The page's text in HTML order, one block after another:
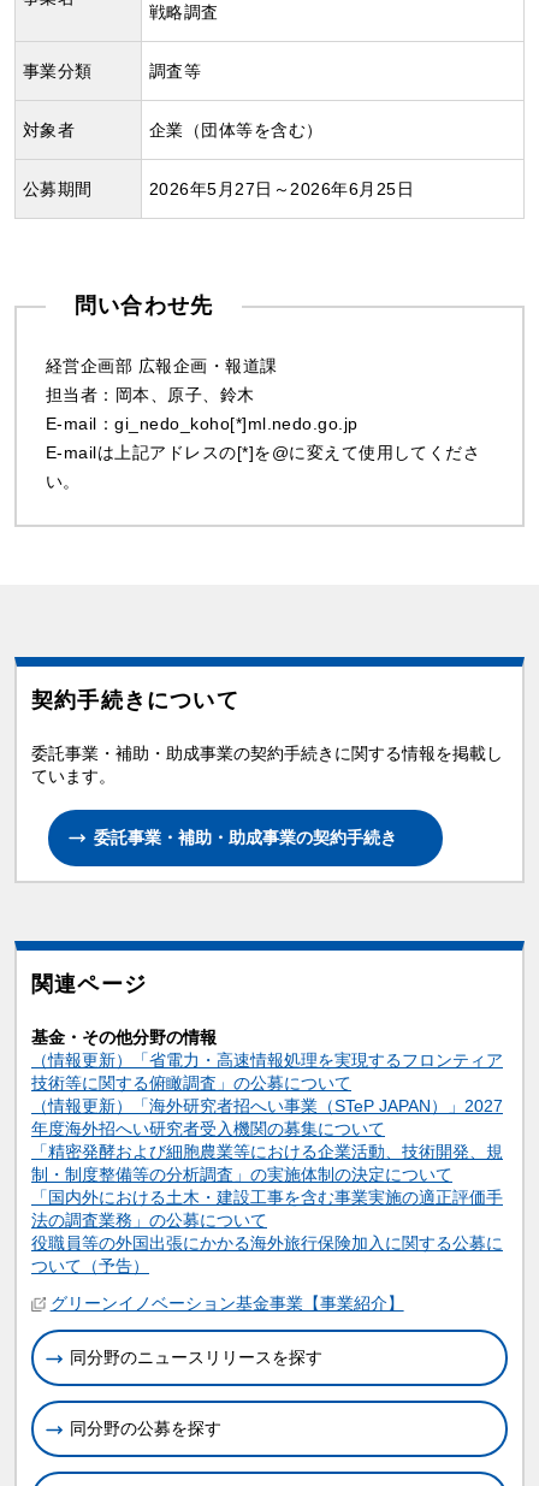
戦略調査
事業分類 調査等
対象者 企業（団体等を含む）
公募期間 2026年5月27日～2026年6月25日
問い合わせ先
経営企画部 広報企画・報道課
担当者：岡本、原子、鈴木
E-mail：gi_nedo_koho[*]ml.nedo.go.jp
E-mailは上記アドレスの[*]を@に変えて使用してくださ
い。
契約手続きについて
委託事業・補助・助成事業の契約手続きに関する情報を掲載し
ています。
委託事業・補助・助成事業の契約手続き
関連ページ
基金・その他分野の情報
（情報更新）「省電力・高速情報処理を実現するフロンティア
技術等に関する俯瞰調査」の公募について
（情報更新）「海外研究者招へい事業（STeP JAPAN）」2027
年度海外招へい研究者受入機関の募集について
「精密発酵および細胞農業等における企業活動、技術開発、規
制・制度整備等の分析調査」の実施体制の決定について
「国内外における土木・建設工事を含む事業実施の適正評価手
法の調査業務」の公募について
役職員等の外国出張にかかる海外旅行保険加入に関する公募に
ついて（予告）
関連情報
グリーンイノベーション基金事業【事業紹介】
同分野のニュースリリースを探す
同分野の公募を探す